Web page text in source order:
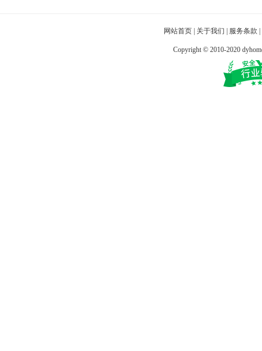
网站首页 关于我们 服务条款
Copyright © 2010-2020